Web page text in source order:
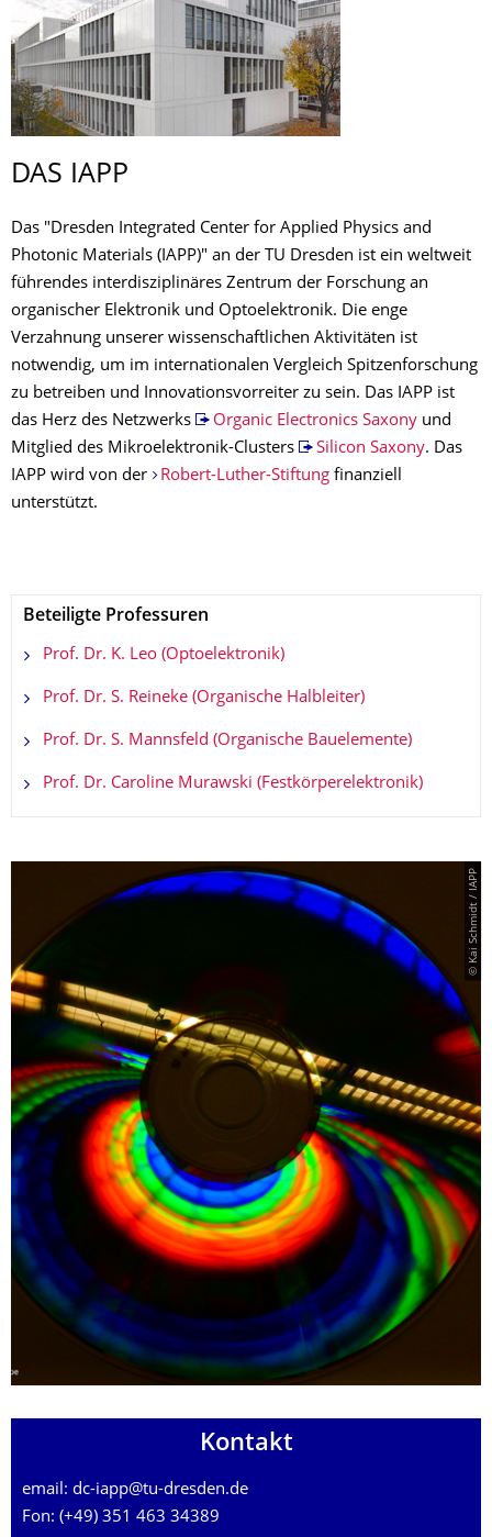
DAS IAPP
Das "Dresden Integrated Center for Applied Physics and
Photonic Materials (IAPP)" an der TU Dresden ist ein weltweit
führendes interdisziplinäres Zentrum der Forschung an
organischer Elektronik und Optoelektronik. Die enge
Verzahnung unserer wissenschaftlichen Aktivitäten ist
notwendig, um im internationalen Vergleich Spitzenforschung
zu betreiben und Innovationsvorreiter zu sein. Das IAPP ist
das Herz des Netzwerks
Organic Electronics Saxonyund
Mitglied des Mikroelektronik-Clusters
Silicon Saxony. Das
IAPP wird von der
Robert-Luther-Stiftungfinanziell
unterstützt.
Beteiligte Professuren
Prof. Dr. K. Leo (Optoelektronik)
Prof. Dr. S. Reineke (Organische Halbleiter)
Prof. Dr. S. Mannsfeld (Organische Bauelemente)
Prof. Dr. Caroline Murawski (Festkörperelektronik)
© Kai Schmidt / IAPP
Kontakt
email: dc-iapp@tu-dresden.de
Fon: (+49) 351 463 34389